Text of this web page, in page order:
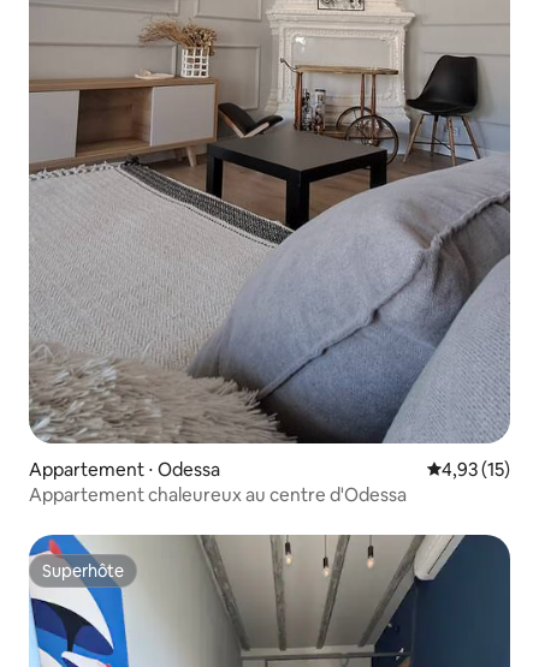
Appartement ⋅ Odessa Évaluation
4,93 (15)
Appartement chaleureux au centre d'Odessa
Superhôte
Superhôte